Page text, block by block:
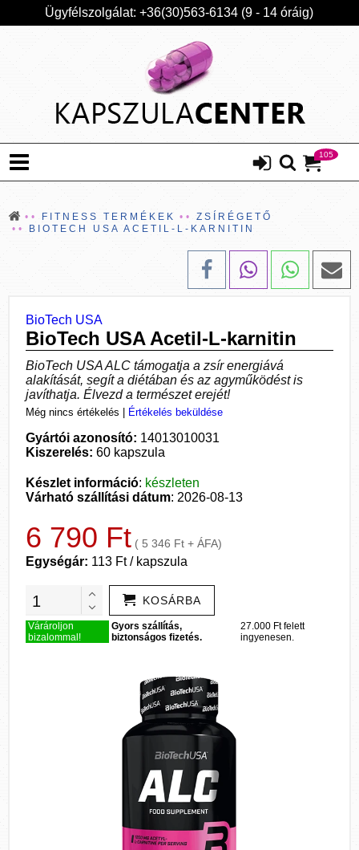
Ügyfélszolgálat: +36(30)563-6134 (9 - 14 óráig)
105
FITNESS TERMÉKEK
ZSÍRÉGETŐ
BIOTECH USA ACETIL-L-KARNITIN
BioTech USA
BioTech USA Acetil-L-karnitin
BioTech USA ALC támogatja a zsír energiává
alakítását, segít a diétában és az agyműködést is
javíthatja. Élvezd a természet erejét!
Még nincs értékelés Értékelés beküldése
Gyártói azonosító: 14013010031
Kiszerelés: 60 kapszula
Készlet információ: készleten
Várható szállítási dátum: 2026-08-13
6 790 Ft ( 5 346 Ft + ÁFA)
Egységár: 113 Ft / kapszula
KOSÁRBA
Várároljon
bizalommal!
Gyors szállítás,
biztonságos fizetés.
27.000 Ft felett
ingyenesen.